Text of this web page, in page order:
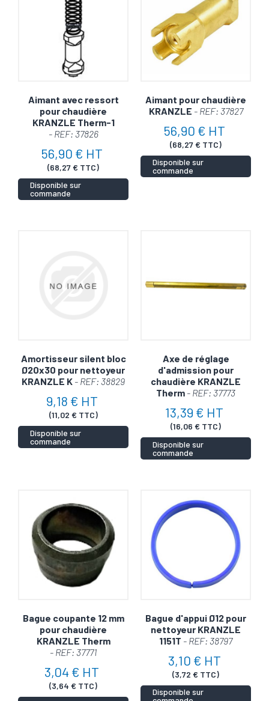
Aimant avec ressort
pour chaudière
KRANZLE Therm-1
- REF: 37826
56,90 € HT
(68,27 € TTC)
Disponible sur
commande
Aimant pour chaudière
KRANZLE - REF: 37827
56,90 € HT
(68,27 € TTC)
Disponible sur
commande
Amortisseur silent bloc
Ø20x30 pour nettoyeur
KRANZLE K - REF: 38829
9,18 € HT
(11,02 € TTC)
Disponible sur
commande
Axe de réglage
d'admission pour
chaudière KRANZLE
Therm - REF: 37773
13,39 € HT
(16,06 € TTC)
Disponible sur
commande
Bague coupante 12 mm
pour chaudière
KRANZLE Therm
- REF: 37771
3,04 € HT
(3,64 € TTC)
Bague d'appui Ø12 pour
nettoyeur KRANZLE
1151T - REF: 38797
3,10 € HT
(3,72 € TTC)
Disponible sur